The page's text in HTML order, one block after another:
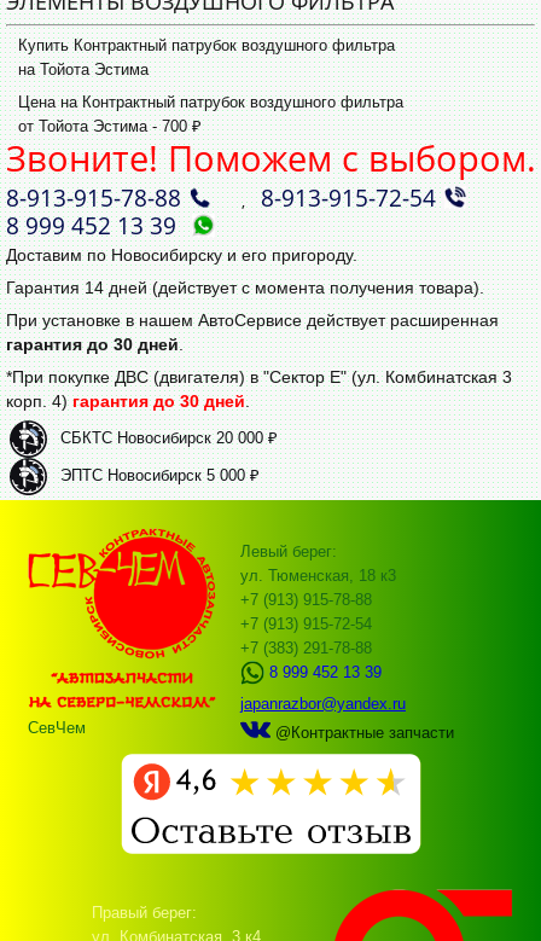
Купить Контрактный патрубок воздушного фильтра
на Тойота Эстима
Цена на Контрактный патрубок воздушного фильтра
от Тойота Эстима - 700 ₽
Звоните! Поможем с выбором.
8‑913‑915‑78‑88 ,8‑913‑915‑72‑54
8 999 452 13 39
Доставим по Новосибирску и его пригороду.
Гарантия 14 дней (действует с момента получения товара).
При установке в нашем АвтоСервисе действует расширенная
гарантия до 30 дней.
*При покупке ДВС (двигателя) в "Сектор Е" (ул. Комбинатская 3
корп. 4)гарантия до 30 дней.
СБКТС Новосибирск 20 000 ₽
ЭПТС Новосибирск 5 000 ₽
СевЧем
Левый берег:
ул. Тюменская, 18 к3
+7 (913) 915-78-88
+7 (913) 915-72-54
+7 (383) 291-78-88
8 999 452 13 39
japanrazbor@yandex.ru
@Контрактные запчасти
Правый берег:
ул. Комбинатская, 3 к4